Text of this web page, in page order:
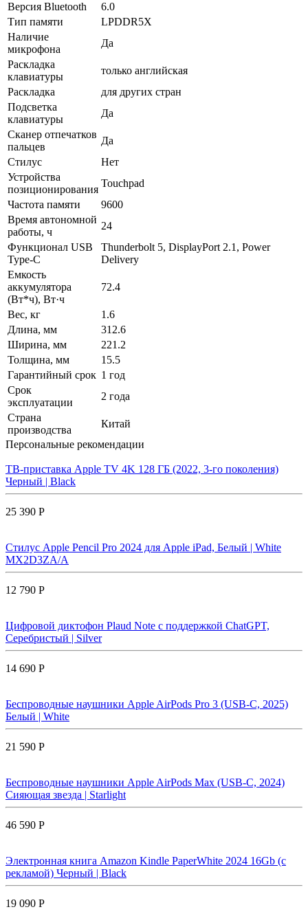
Версия Bluetooth
6.0
Тип памяти
LPDDR5X
Наличие
микрофона
Да
Раскладка
клавиатуры
только английская
Раскладка
для других стран
Подсветка
клавиатуры
Да
Сканер отпечатков
пальцев
Да
Стилус
Нет
Устройства
позиционирования
Touchpad
Частота памяти
9600
Время автономной
работы, ч
24
Функционал USB
Type-C
Thunderbolt 5, DisplayPort 2.1, Power
Delivery
Емкость
аккумулятора
(Вт*ч), Вт·ч
72.4
Вес, кг
1.6
Длина, мм
312.6
Ширина, мм
221.2
Толщина, мм
15.5
Гарантийный срок 1 год
Срок
эксплуатации
2 года
Страна
производства
Китай
Персональные рекомендации
ТВ-приставка Apple TV 4K 128 ГБ (2022, 3-го поколения)
Черный | Black
25 390 Р
Стилус Apple Pencil Pro 2024 для Apple iPad, Белый | White
MX2D3ZA/A
12 790 Р
Цифровой диктофон Plaud Note с поддержкой ChatGPT,
Серебристый | Silver
14 690 Р
Беспроводные наушники Apple AirPods Pro 3 (USB-C, 2025)
Белый | White
21 590 Р
Беспроводные наушники Apple AirPods Max (USB-C, 2024)
Сияющая звезда | Starlight
46 590 Р
Электронная книга Amazon Kindle PaperWhite 2024 16Gb (с
рекламой) Черный | Black
19 090 Р